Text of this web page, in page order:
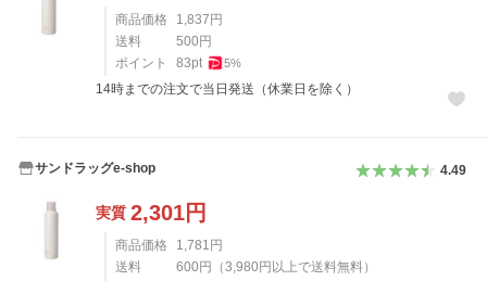
商品価格 1,837 円
送料
500 円
ポイント
83pt 5%
14時までの注文で当日発送（休業日を除く）
サンドラッグe-shop 4.49
実質 2,301円
商品価格 1,781 円
送料
600 円 （3,980 円以上で送料無料）